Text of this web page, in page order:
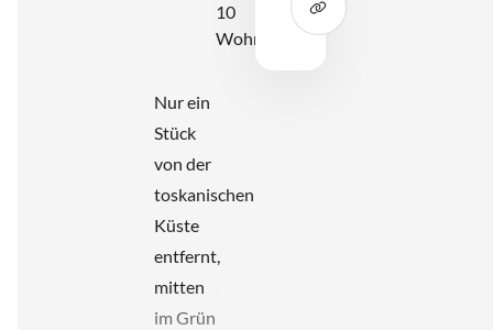
10
Wohnungen
Nur ein
Stück
von der
toskanischen
Küste
entfernt,
mitten
im Grün